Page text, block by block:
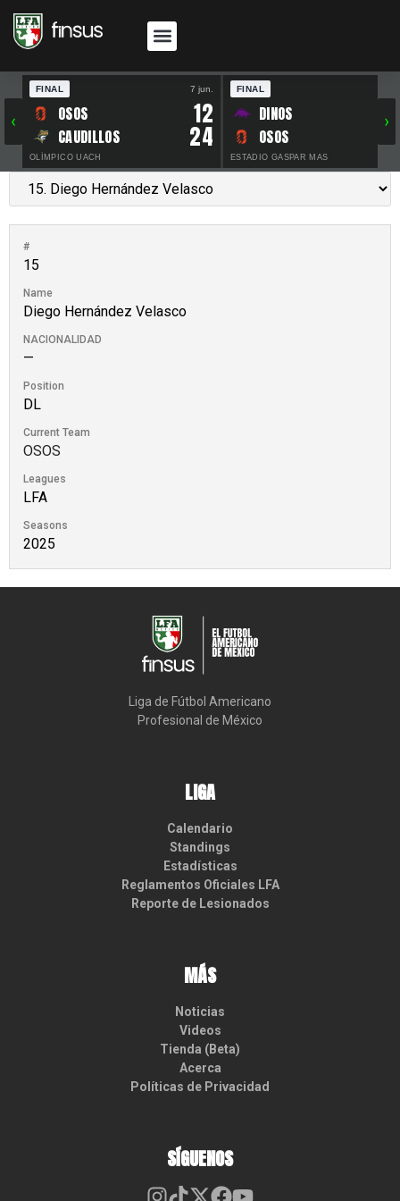
‹
FINAL 7 jun.
OSOS 12
CAUDILLOS 24
OLÍMPICO UACH
FINAL
DINOS
OSOS
ESTADIO GASPAR MAS
›
#
15
Name
Diego Hernández Velasco
NACIONALIDAD
—
Position
DL
Current Team
OSOS
Leagues
LFA
Seasons
2025
Liga de Fútbol Americano
Profesional de México
LIGA
Calendario
Standings
Estadísticas
Reglamentos Oficiales LFA
Reporte de Lesionados
MÁS
Noticias
Videos
Tienda (Beta)
Acerca
Políticas de Privacidad
SÍGUENOS